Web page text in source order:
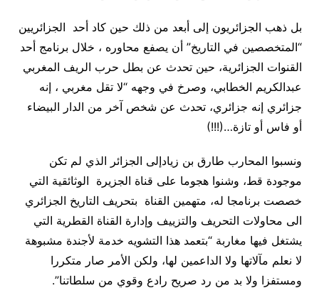
بل ذهب الجزائريون إلى أبعد من ذلك حين كاد أحد الجزائريين
“المتخصصين في التاريخ” أن يصفع محاوره ، خلال برنامج أحد
القنوات الجزائرية، حين تحدث عن بطل حرب الريف المغربي
عبدالكريم الخطابي، وصرخ في وجهه “لا تقل مغربي ، إنه
جزائري إنه جزائري، تحدث عن شخص آخر من الدار البيضاء
أو فاس أو تازة…(!!!)
ونسبوا المحارب طارق بن زيادإلى الجزائر الذي لم تكن
موجودة قط، وشنوا هجوما على قناة الجزيرة الوثائقية التي
خصصت برنامجا له، متهمين القناة بتحريف التاريخ الجزائري
الى محاولات التحريف والتزييف وإدارة القناة القطرية التي
يشتغل فيها مغاربة “بتعمد هذا التشويه خدمة لأجندة مشبوهة
لا نعلم مآلاتها ولا الداعمين لها، ولكن الأمر صار متكررا
ومستفزا ولا بد من رد صريح رادع وقوي من سلطاتنا”.